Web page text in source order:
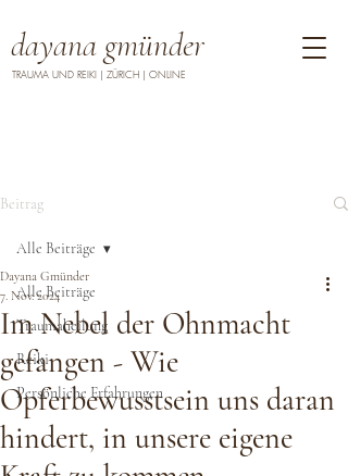
TRAUMA UND REIKI | ZÜRICH | ONLINE
dayana gmünder
Beitrag
Alle Beiträge
Traumaheilung
Reiki
Persönliche Erfahrungen
Alle Beiträge
Im Nebel der Ohnmacht
gefangen - Wie
Opferbewusstsein uns daran
hindert, in unsere eigene
Dayana Gmünder
7. Nov. 2024